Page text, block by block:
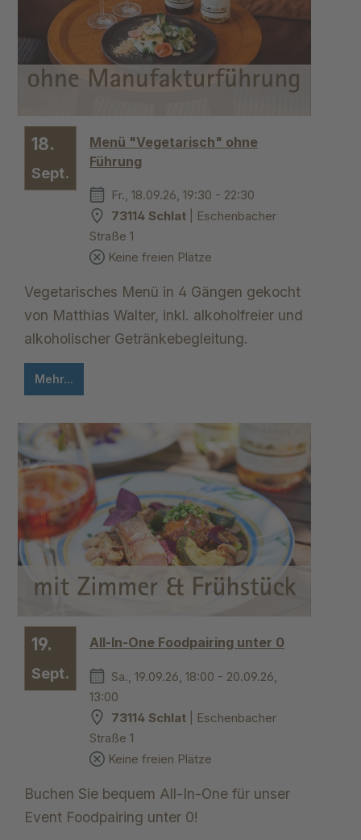
18.
Sept.
Menü "Vegetarisch" ohne
Führung
Fr., 18.09.26, 19:30 - 22:30
73114 Schlat | Eschenbacher
Straße 1
Keine freien Plätze
Vegetarisches Menü in 4 Gängen gekocht
von Matthias Walter, inkl. alkoholfreier und
alkoholischer Getränkebegleitung.
Mehr...
19.
Sept.
All-In-One Foodpairing unter 0
Sa., 19.09.26, 18:00 - 20.09.26,
13:00
73114 Schlat | Eschenbacher
Straße 1
Keine freien Plätze
Buchen Sie bequem All-In-One für unser
Event Foodpairing unter 0!